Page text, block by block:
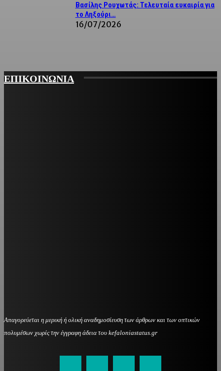
Βασίλης Ρουχωτάς: Τελευταία ευκαιρία για
το Ληξούρι…
16/07/2026
ΕΠΙΚΟΙΝΩΝΙΑ
Απαγορεύεται η μερική ή ολική αναδημοσίευση των άρθρων και των οπτικών
πολυμέσων χωρίς την έγγραφη άδεια του kefaloniastatus.gr